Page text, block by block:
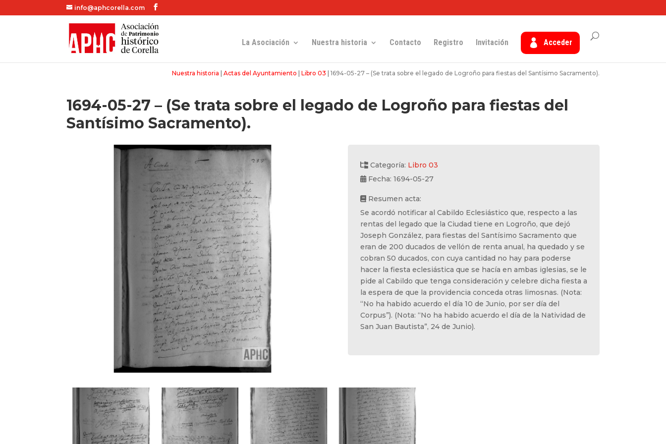
info@aphcorella.com
La Asociación Nuestra historia Contacto Registro Invitación Acceder
Nuestra historia Actas del Ayuntamiento Libro 03 1694-05-27 – (Se trata sobre el legado de Logroño para fiestas del Santísimo Sacramento).
1694-05-27 – (Se trata sobre el legado de Logroño para fiestas del
Santísimo Sacramento).
Categoría: Libro 03
Fecha: 1694-05-27
Resumen acta:
Se acordó notificar al Cabildo Eclesiástico que, respecto a las
rentas del legado que la Ciudad tiene en Logroño, que dejó
Joseph González, para fiestas del Santísimo Sacramento que
eran de 200 ducados de vellón de renta anual, ha quedado y se
cobran 50 ducados, con cuya cantidad no hay para poderse
hacer la fiesta eclesiástica que se hacía en ambas iglesias, se le
pide al Cabildo que tenga consideración y celebre dicha fiesta a
la espera de que la providencia conceda otras limosnas. (Nota:
“No ha habido acuerdo el día 10 de Junio, por ser día del
Corpus”). (Nota: “No ha habido acuerdo el día de la Natividad de
San Juan Bautista”, 24 de Junio).